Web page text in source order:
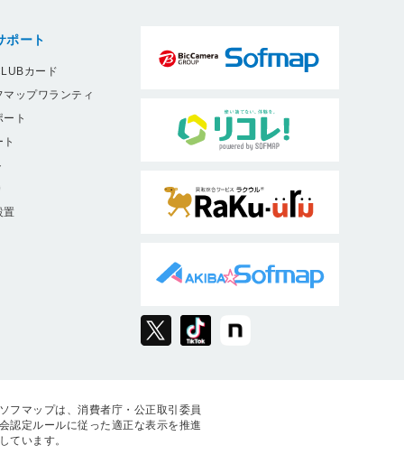
ポート
カード
ップワランティ
ト
置
ソフマップは、消費者庁・公正取引委員
会認定ルールに従った適正な表示を推進
しています。